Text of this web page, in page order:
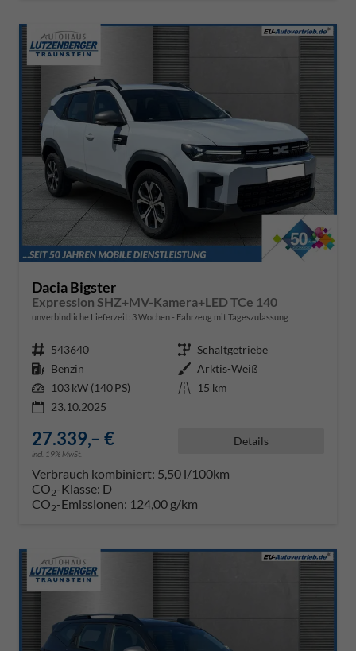
Dacia Bigster
Expression SHZ+MV-Kamera+LED TCe 140
unverbindliche Lieferzeit: 3 Wochen Fahrzeug mit Tageszulassung
Fahrzeugnr. 543640 Getriebe Schaltgetriebe
Kraftstoff Benzin Außenfarbe Arktis-Weiß
Leistung 103 kW (140 PS) Kilometerstand 15 km
23.10.2025
27.339,– €
incl. 19% MwSt.
Details
Verbrauch kombiniert: 5,50 l/100km
CO2-Klasse: D
CO2-Emissionen: 124,00 g/km